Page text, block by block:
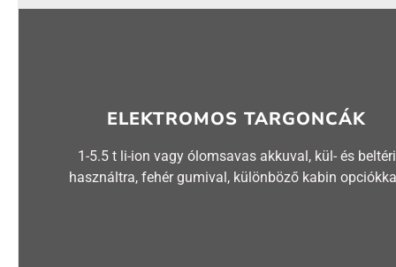
ELEKTROMOS TARGONCÁK
1-5.5 t li-ion vagy ólomsavas akkuval, kül- és beltéri
használtra, fehér gumival, különböző kabin